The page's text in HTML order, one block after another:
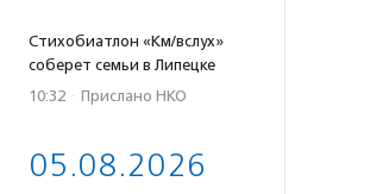
Стихобиатлон «Км/вслух»
соберет семьи в Липецке
10:32 · Прислано НКО
05.08.2026